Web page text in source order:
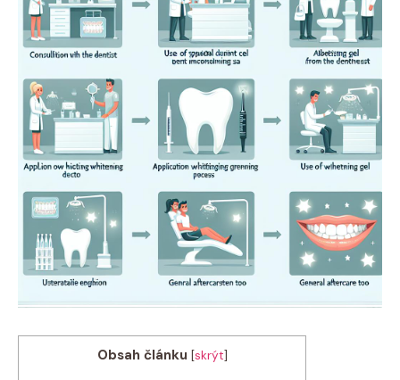
Obsah článku [skrýt]